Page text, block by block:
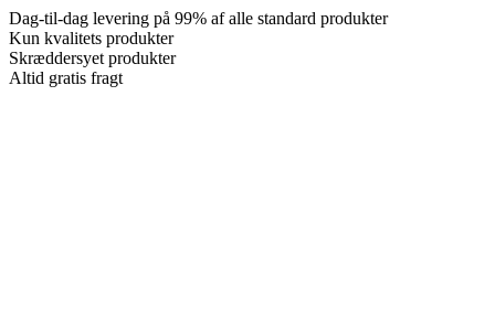
Dag-til-dag levering på 99% af alle standard produkter
Kun kvalitets produkter
Skræddersyet produkter
Altid gratis fragt